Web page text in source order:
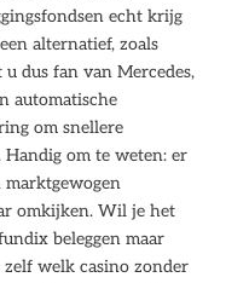
echt krijg
alternatief, zoals
dus fan van Mercedes,
automatische
om snellere
om te weten: er
omkijken. Wil je het
beleggen maar
welk casino zonder